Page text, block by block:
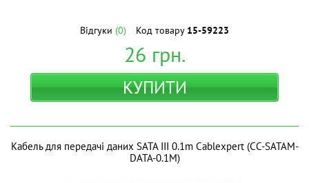
Відгуки (0) Код товару 15-59223
26 грн.
КУПИТИ
Кабель для передачі даних SATA III 0.1m Cablexpert (CC-SATAM-
DATA-0.1M)